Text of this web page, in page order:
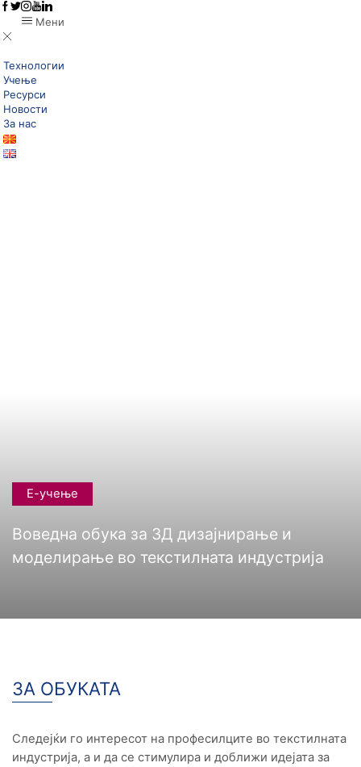
Мени
Технологии
Учење
Ресурси
Новости
За нас
Е-учење
Воведна обука за 3Д дизајнирање и
моделирање во текстилната индустрија
ЗА ОБУКАТА
Следејќи го интересот на професилците во текстилната
индустрија, а и да се стимулира и доближи идејата за